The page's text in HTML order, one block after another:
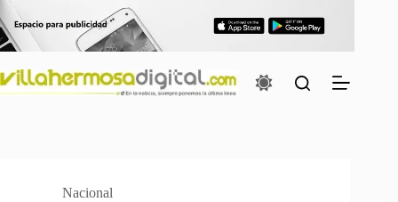
Saltar
al
contenido
Nacional